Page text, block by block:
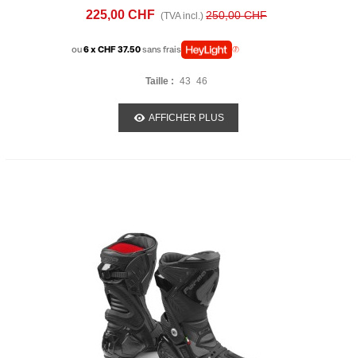
225,00 CHF (TVA incl.) 250,00 CHF
ou6 x CHF 37.50sans frais
Taille : 43 46
AFFICHER PLUS